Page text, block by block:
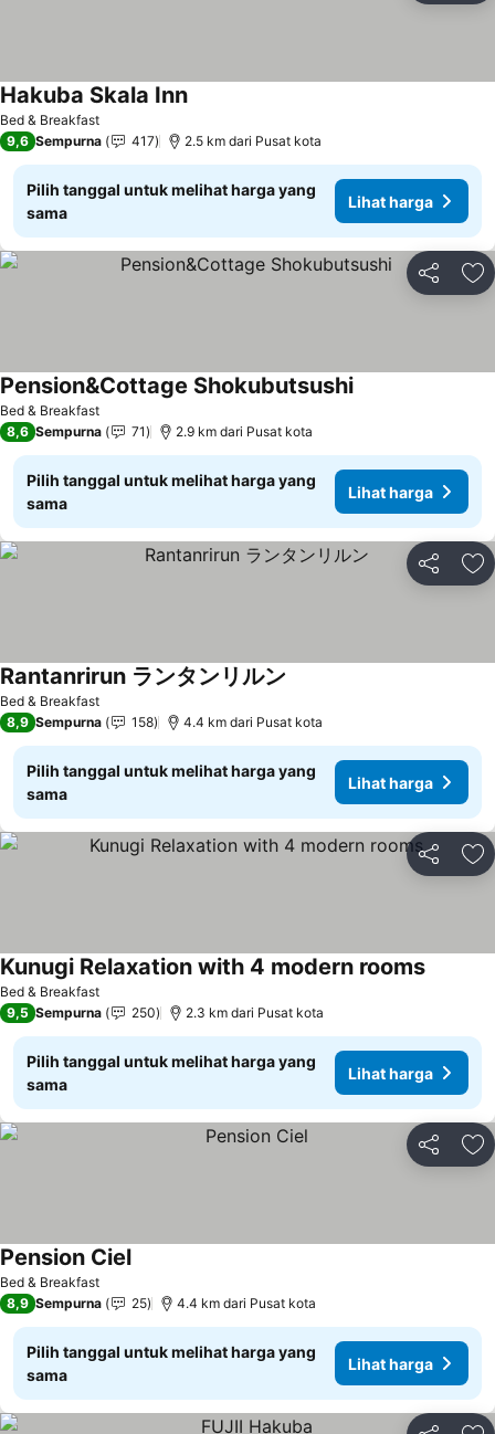
Bed & Breakfast
Hakuba Skala InnLihat harga
9,6 Sempurna 417 2.5 km dari Pusat kota
Pilih tanggal untuk melihat harga yang
sama
Lihat harga
Bagikan
Bed & Breakfast
Pension&Cottage ShokubutsushiLihat harga
8,6 Sempurna 71 2.9 km dari Pusat kota
Pilih tanggal untuk melihat harga yang
sama
Lihat harga
Bagikan
Bed & Breakfast
Rantanrirun ランタンリルン
8,9 Sempurna 158 4.4 km dari Pusat kota
Pilih tanggal untuk melihat harga yang
sama
Lihat harga
Bagikan
Bed & Breakfast
Kunugi Relaxation with 4 modern roomsLihat
9,5 Sempurna 250 2.3 km dari Pusat kota
Pilih tanggal untuk melihat harga yang
sama
Lihat harga
Bagikan
Bed & Breakfast
Pension CielLihat harga
8,9 Sempurna 25 4.4 km dari Pusat kota
Pilih tanggal untuk melihat harga yang
sama
Lihat harga